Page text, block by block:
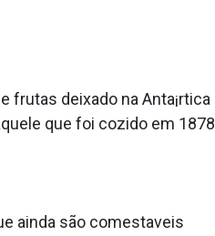
frutas deixado na Anta¡rtica
que foi cozido em 1878
ainda são comesta­veis